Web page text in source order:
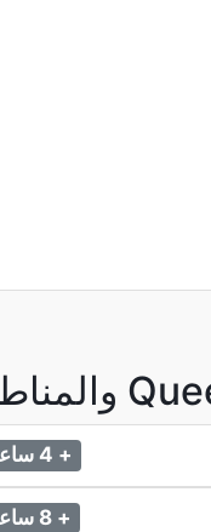
+ 4 ساعات
+ 8 ساعات